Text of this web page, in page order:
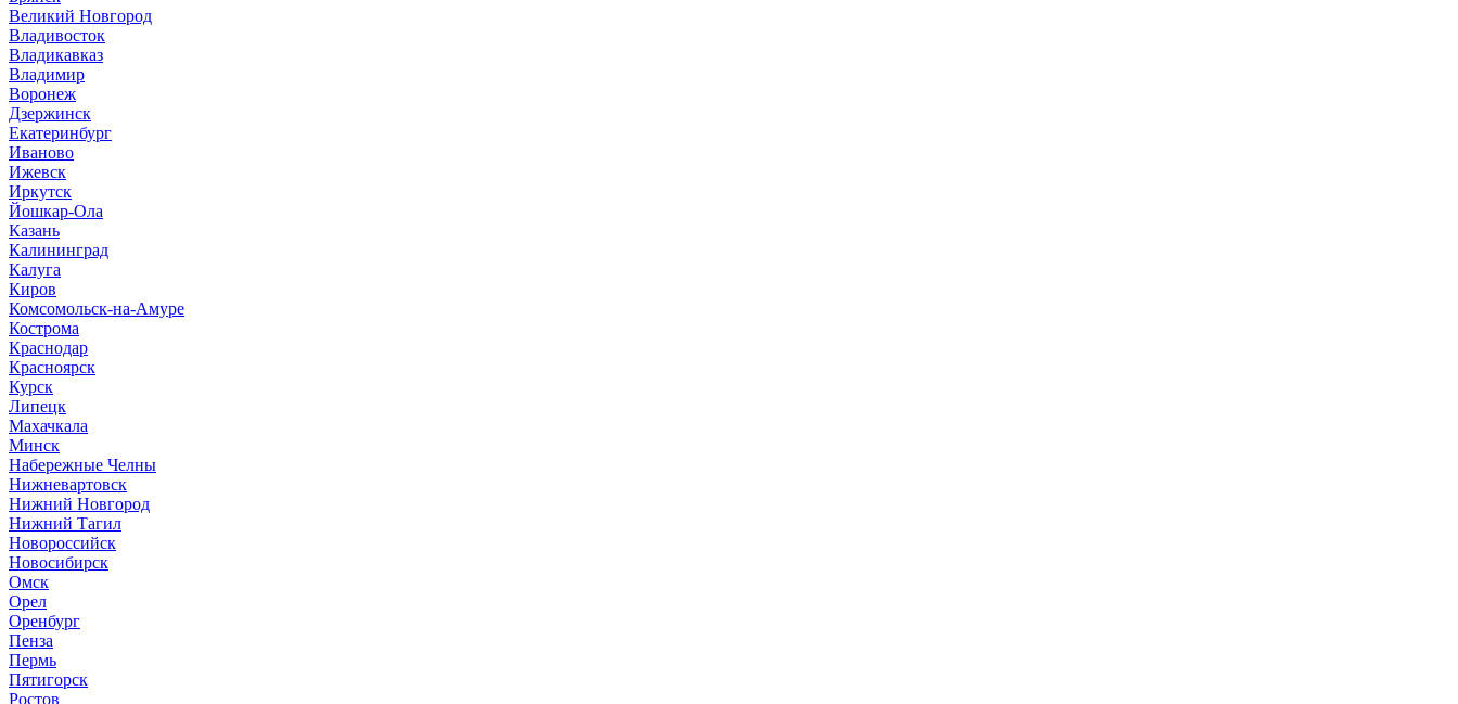
Великий Новгород
Владивосток
Владикавказ
Владимир
Воронеж
Дзержинск
Екатеринбург
Иваново
Ижевск
Иркутск
Йошкар-Ола
Казань
Калининград
Калуга
Киров
Комсомольск-на-Амуре
Кострома
Краснодар
Красноярск
Курск
Липецк
Махачкала
Минск
Набережные Челны
Нижневартовск
Нижний Новгород
Нижний Тагил
Новороссийск
Новосибирск
Омск
Орел
Оренбург
Пенза
Пермь
Пятигорск
Ростов